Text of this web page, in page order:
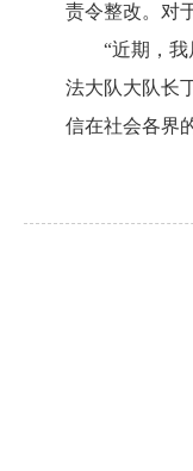
责令整改。对
“近期，
法大队大队长
信在社会各界